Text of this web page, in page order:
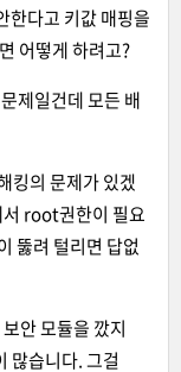
다고 키값 매핑을
어떻게 하려고?
제일건데 모든 배
킹의 문제가 있겠
root권한이 필요
뚫려 털리면 답없
안 모듈을 깠지
많습니다. 그걸